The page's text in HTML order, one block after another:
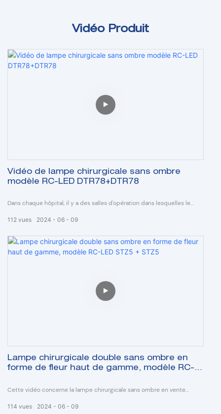
Vidéo Produit
Vidéo de lampe chirurgicale sans ombre
modèle RC-LED DTR78+DTR78
Dans chaque hôpital, il y a des salles d'opération dans lesquelles le
RC-DTR78+DTR78 est un éclairage chirurgical sans ombre à double
spéciales.:1
Électrique & mise au point manuelle, 3)
2024 06 09
112 vues
Lampe chirurgicale double sans ombre en
forme de fleur haut de gamme, modèle RC-
Cette vidéo concerne la lampe chirurgicale sans ombre en vente
opérationnels, c'est un équipement d'éclairage chirurgical idéal super
2024 06 09
114 vues